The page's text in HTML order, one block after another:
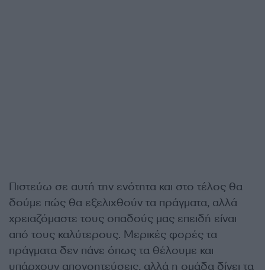
Πιστεύω σε αυτή την ενότητα και στο τέλος θα
δούμε πώς θα εξελιχθούν τα πράγματα, αλλά
χρειαζόμαστε τους οπαδούς μας επειδή είναι
από τους καλύτερους. Μερικές φορές τα
πράγματα δεν πάνε όπως τα θέλουμε και
υπάρχουν απογοητεύσεις, αλλά η ομάδα δίνει τα